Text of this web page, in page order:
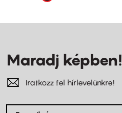
Maradj képben!
Iratkozz fel hírlevelünkre!